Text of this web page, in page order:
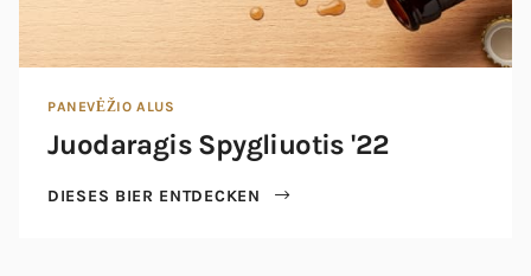
PANEVĖŽIO ALUS
Juodaragis Spygliuotis '22
DIESES BIER ENTDECKEN